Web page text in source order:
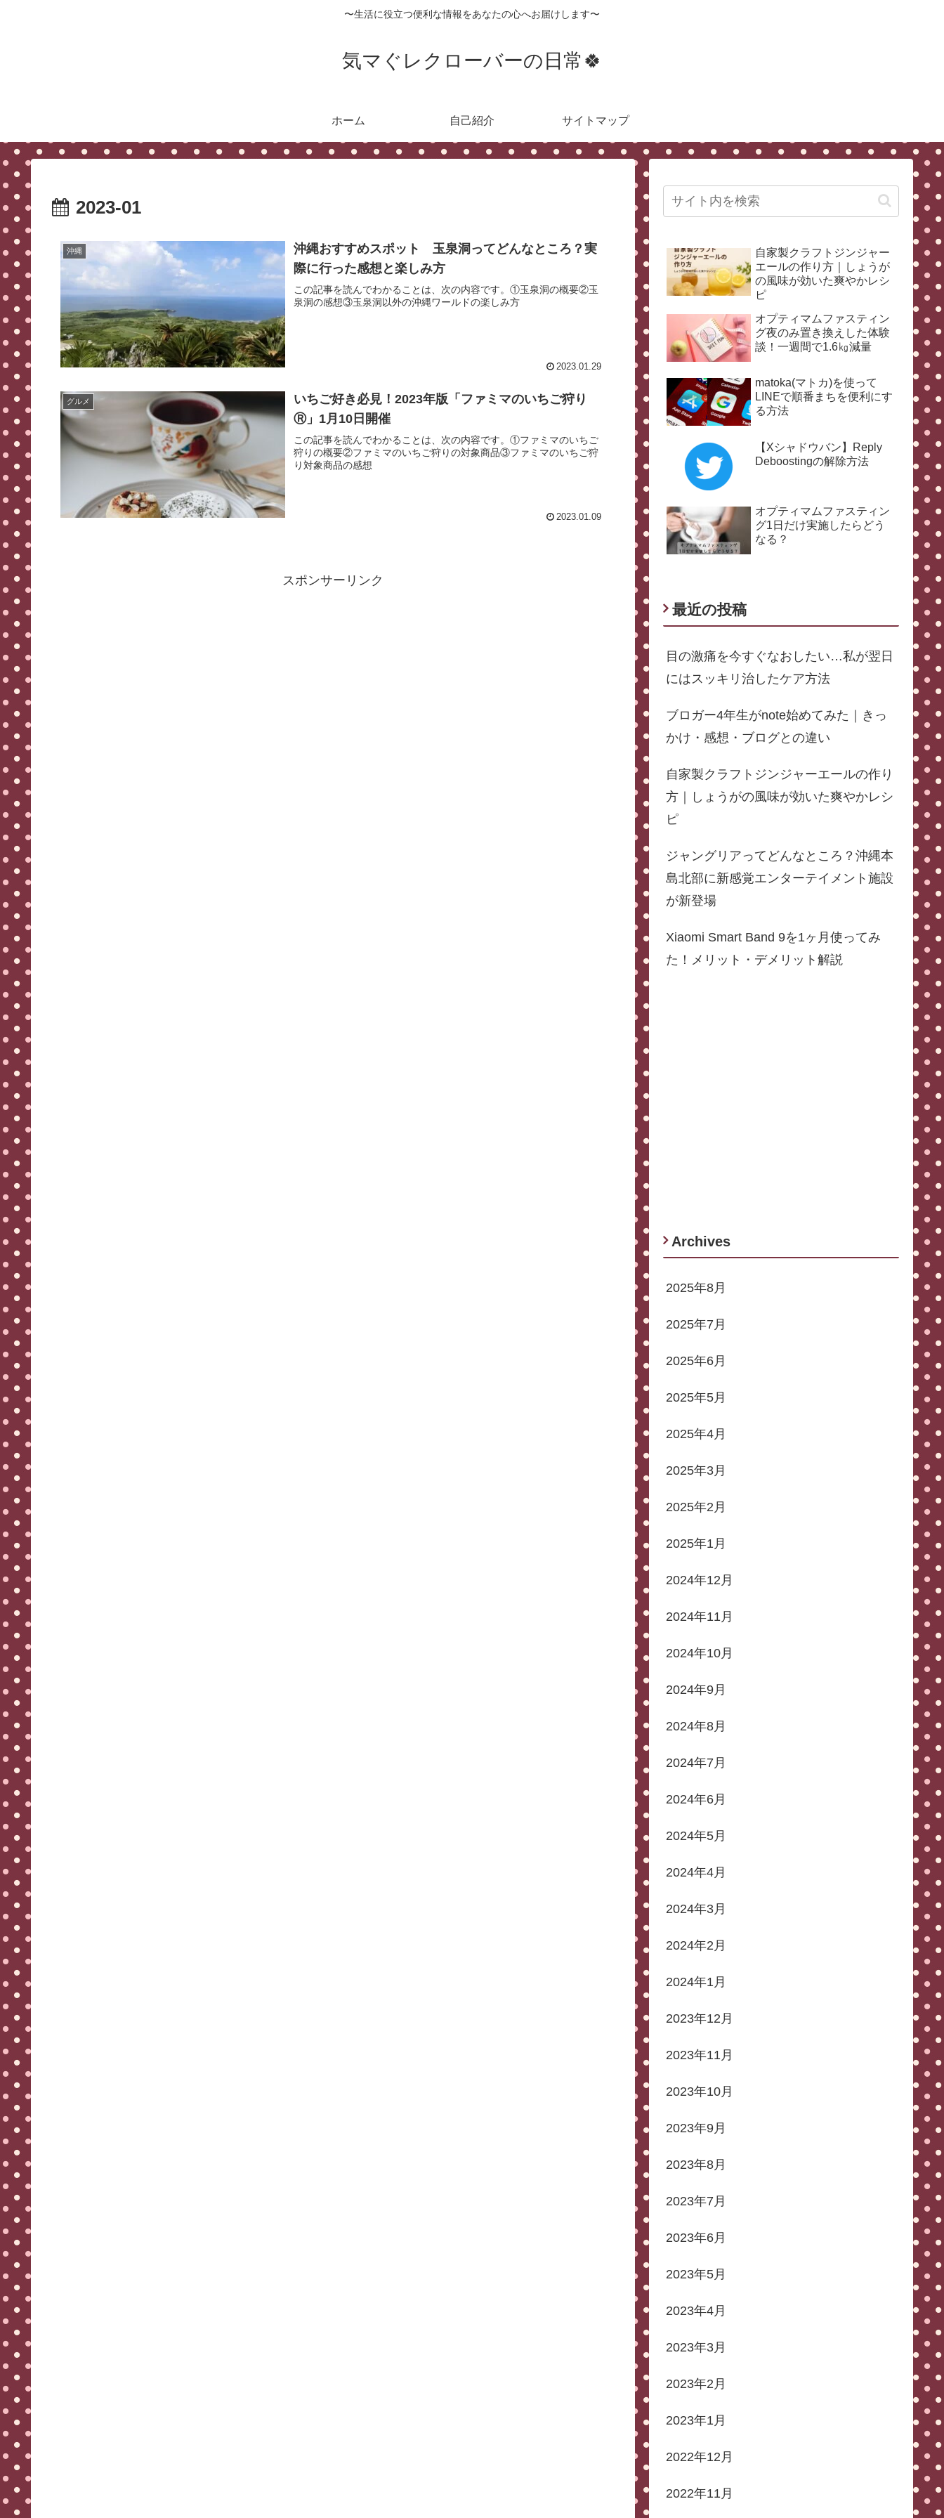
〜生活に役立つ便利な情報をあなたの心へお届けします〜
気マぐレクローバーの日常🍀
ホーム 自己紹介 サイトマップ
2023-01
沖縄
沖縄おすすめスポット 玉泉洞ってどんなところ？実
際に行った感想と楽しみ方
この記事を読んでわかることは、次の内容です。①玉泉洞の概要②玉
泉洞の感想③玉泉洞以外の沖縄ワールドの楽しみ方
2023.01.29
グルメ
いちご好き必見！2023年版「ファミマのいちご狩り
Ⓡ」1月10日開催
この記事を読んでわかることは、次の内容です。①ファミマのいちご
狩りの概要②ファミマのいちご狩りの対象商品③ファミマのいちご狩
り対象商品の感想
2023.01.09
スポンサーリンク
自家製クラフトジンジャー
エールの作り方｜しょうが
の風味が効いた爽やかレシ
ピ
オプティマムファスティン
グ夜のみ置き換えした体験
談！一週間で1.6㎏減量
matoka(マトカ)を使って
LINEで順番まちを便利にす
る方法
【Xシャドウバン】Reply
Deboostingの解除方法
オプティマムファスティン
グ1日だけ実施したらどう
なる？
最近の投稿
目の激痛を今すぐなおしたい…私が翌日
にはスッキリ治したケア方法
ブロガー4年生がnote始めてみた｜きっ
かけ・感想・ブログとの違い
自家製クラフトジンジャーエールの作り
方｜しょうがの風味が効いた爽やかレシ
ピ
ジャングリアってどんなところ？沖縄本
島北部に新感覚エンターテイメント施設
が新登場
Xiaomi Smart Band 9を1ヶ月使ってみ
た！メリット・デメリット解説
Archives
2025年8月
2025年7月
2025年6月
2025年5月
2025年4月
2025年3月
2025年2月
2025年1月
2024年12月
2024年11月
2024年10月
2024年9月
2024年8月
2024年7月
2024年6月
2024年5月
2024年4月
2024年3月
2024年2月
2024年1月
2023年12月
2023年11月
2023年10月
2023年9月
2023年8月
2023年7月
2023年6月
2023年5月
2023年4月
2023年3月
2023年2月
2023年1月
2022年12月
2022年11月